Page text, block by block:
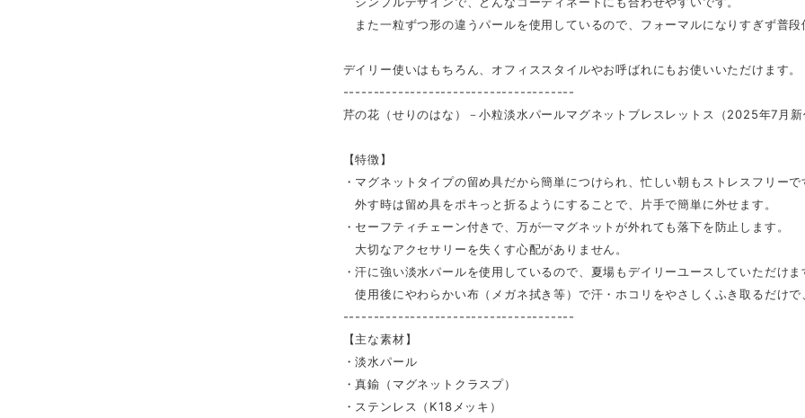
また一粒ずつ形の違うパールを使用しているので、フォーマルになりすぎず普段
デイリー使いはもちろん、オフィススタイルやお呼ばれにもお使いいただけます。
--------------------------------------
芹の花（せりのはな）－小粒淡水パールマグネットブレスレットス（2025年7月新
【特徴】
・マグネットタイプの留め具だから簡単につけられ、忙しい朝もストレスフリーで
外す時は留め具をポキっと折るようにすることで、片手で簡単に外せます。
・セーフティチェーン付きで、万が一マグネットが外れても落下を防止します。
大切なアクセサリーを失くす心配がありません。
・汗に強い淡水パールを使用しているので、夏場もデイリーユースしていただけま
使用後にやわらかい布（メガネ拭き等）で汗・ホコリをやさしくふき取るだけで
--------------------------------------
【主な素材】
・淡水パール
・真鍮（マグネットクラスプ）
・ステンレス（K18メッキ）